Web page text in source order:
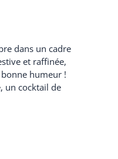
dans un cadre
et raffinée,
humeur !
un cocktail de